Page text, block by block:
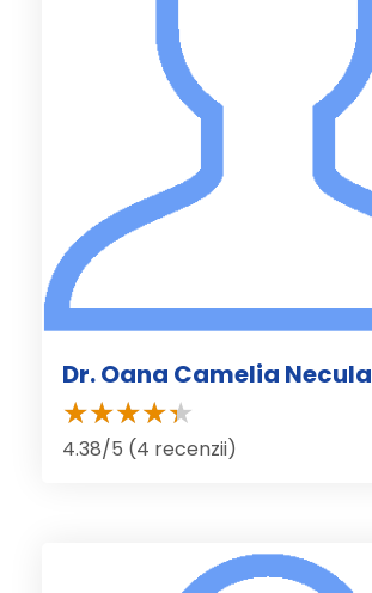
Dr. Oana Camelia Necula
4.38/5 (4 recenzii)